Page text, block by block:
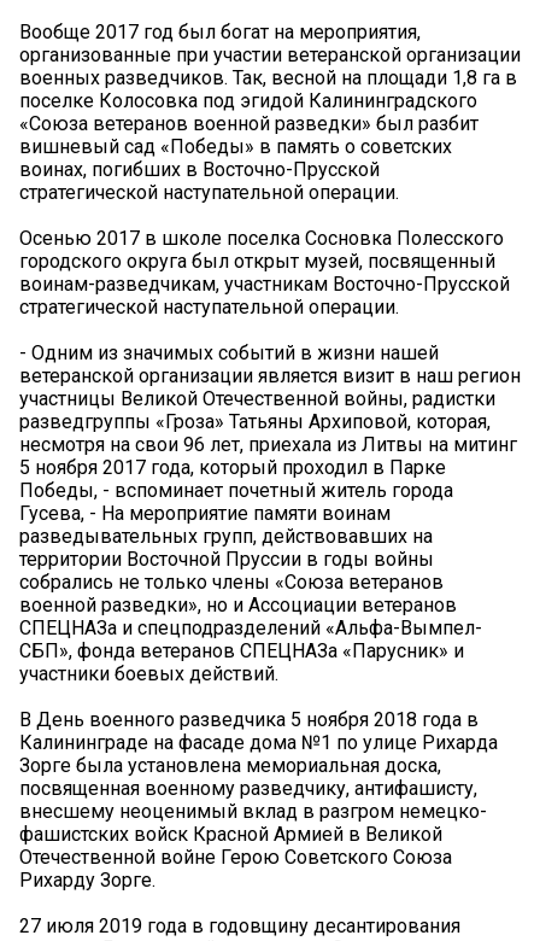
Вообще 2017 год был богат на мероприятия,
организованные при участии ветеранской организации
военных разведчиков. Так, весной на площади 1,8 га в
поселке Колосовка под эгидой Калининградского
«Союза ветеранов военной разведки» был разбит
вишневый сад «Победы» в память о советских
воинах, погибших в Восточно-Прусской
стратегической наступательной операции.
Осенью 2017 в школе поселка Сосновка Полесского
городского округа был открыт музей, посвященный
воинам-разведчикам, участникам Восточно-Прусской
стратегической наступательной операции.
- Одним из значимых событий в жизни нашей
ветеранской организации является визит в наш регион
участницы Великой Отечественной войны, радистки
разведгруппы «Гроза» Татьяны Архиповой, которая,
несмотря на свои 96 лет, приехала из Литвы на митинг
5 ноября 2017 года, который проходил в Парке
Победы, - вспоминает почетный житель города
Гусева, - На мероприятие памяти воинам
разведывательных групп, действовавших на
территории Восточной Пруссии в годы войны
собрались не только члены «Союза ветеранов
военной разведки», но и Ассоциации ветеранов
СПЕЦНАЗа и спецподразделений «Альфа-Вымпел-
СБП», фонда ветеранов СПЕЦНАЗа «Парусник» и
участники боевых действий.
В День военного разведчика 5 ноября 2018 года в
Калининграде на фасаде дома №1 по улице Рихарда
Зорге была установлена мемориальная доска,
посвященная военному разведчику, антифашисту,
внесшему неоценимый вклад в разгром немецко-
фашистских войск Красной Армией в Великой
Отечественной войне Герою Советского Союза
Рихарду Зорге.
27 июля 2019 года в годовщину десантирования